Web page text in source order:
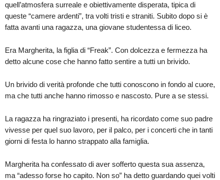
quell’atmosfera surreale e obiettivamente disperata, tipica di
queste “camere ardenti”, tra volti tristi e straniti. Subito dopo si è
fatta avanti una ragazza, una giovane studentessa di liceo.
Era Margherita, la figlia di “Freak”. Con dolcezza e fermezza ha
detto alcune cose che hanno fatto sentire a tutti un brivido.
Un brivido di verità profonde che tutti conoscono in fondo al cuore,
ma che tutti anche hanno rimosso e nascosto. Pure a se stessi.
La ragazza ha ringraziato i presenti, ha ricordato come suo padre
vivesse per quel suo lavoro, per il palco, per i concerti che in tanti
giorni di festa lo hanno strappato alla famiglia.
Margherita ha confessato di aver sofferto questa sua assenza,
ma “adesso forse ho capito. Non so” ha detto guardando quei volti